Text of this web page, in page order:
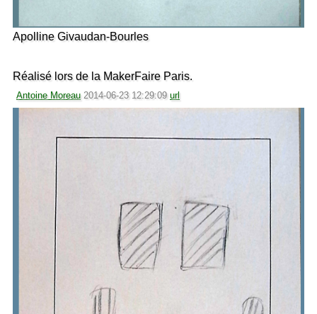
Apolline Givaudan-Bourles
Réalisé lors de la MakerFaire Paris.
Antoine Moreau 2014-06-23 12:29:09 url